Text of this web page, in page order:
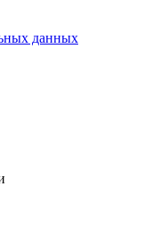
данных